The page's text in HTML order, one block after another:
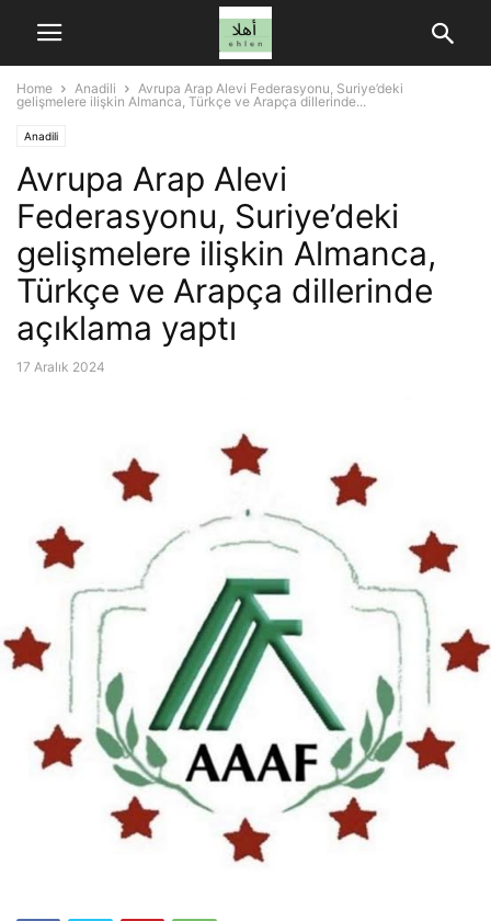
Home Anadili
Avrupa Arap Alevi Federasyonu, Suriye’deki
gelişmelere ilişkin Almanca, Türkçe ve Arapça dillerinde...
Anadili
Avrupa Arap Alevi
Federasyonu, Suriye’deki
gelişmelere ilişkin Almanca,
Türkçe ve Arapça dillerinde
açıklama yaptı
17 Aralık 2024